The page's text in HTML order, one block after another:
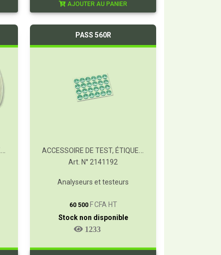
AJOUTER AU PANIER
ACCESSOIRE DE TEST, ÉTIQUETTE DE VALIDATION POUR APPAREILS.
PASS 560R
ACCESSOIRE DE TEST, ÉTIQUETTE DE VALIDATION POUR APPAREILS.
Art. N° 2141192
Analyseurs et testeurs
60 500 F CFA HT
Stock non disponible
1233